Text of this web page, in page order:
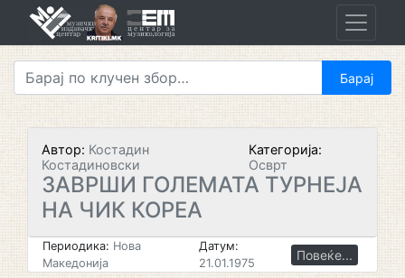
Автор: Костадин
Костадиновски
Категорија:
Осврт
ЗАВРШИ ГОЛЕМАТА ТУРНЕЈА
НА ЧИК КОРЕА
Периодика: Нова
Македонија
Датум:
21.01.1975
Повеќе...